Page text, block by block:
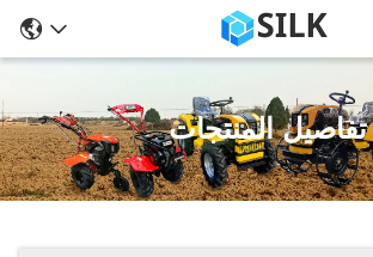
تفاصيل المنتجات